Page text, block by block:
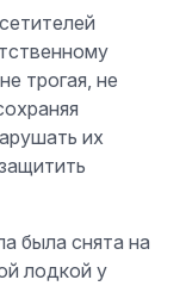
трогая, не
их
была снята на
лодкой у